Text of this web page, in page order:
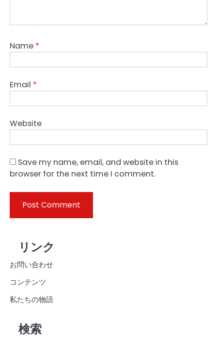
Name *
Email *
Website
Save my name, email, and website in this
browser for the next time I comment.
リンク
お問い合わせ
コンテンツ
私たちの物語
検索